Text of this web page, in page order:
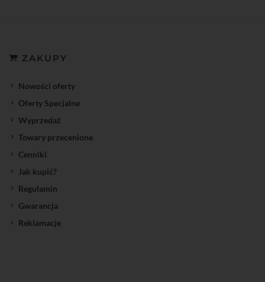
ZAKUPY
Nowości oferty
Oferty Specjalne
Wyprzedaż
Towary przecenione
Cenniki
Jak kupić?
Regulamin
Gwarancja
Reklamacje